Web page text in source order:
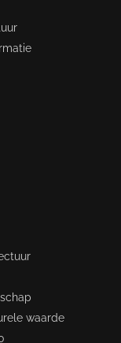
waarde